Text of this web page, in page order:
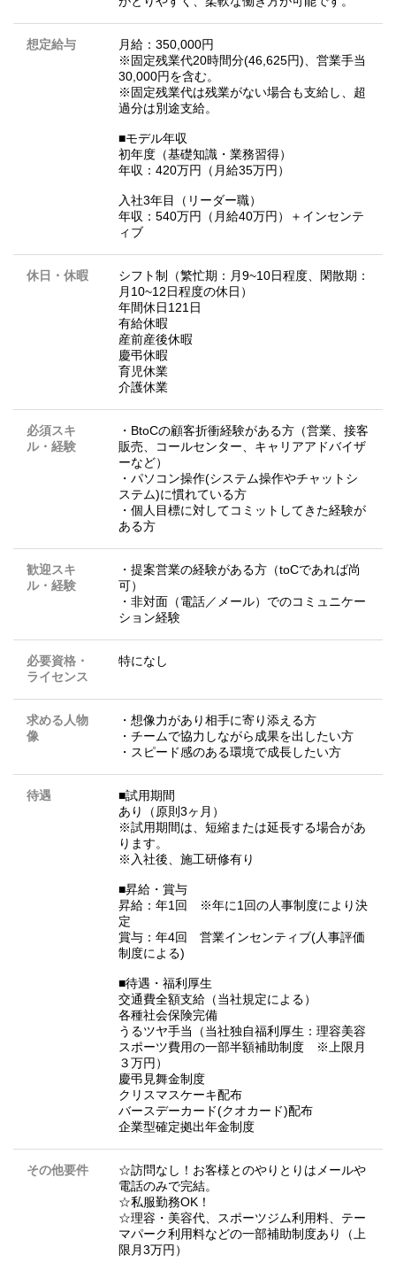
想定給与
月給：350,000円
※固定残業代20時間分(46,625円)、営業手当
30,000円を含む。
※固定残業代は残業がない場合も支給し、超
過分は別途支給。
■モデル年収
初年度（基礎知識・業務習得）
年収：420万円（月給35万円）
入社3年目（リーダー職）
年収：540万円（月給40万円）＋インセンテ
ィブ
休日・休暇
シフト制（繁忙期：月9~10日程度、閑散期：
月10~12日程度の休日）
年間休日121日
有給休暇
産前産後休暇
慶弔休暇
育児休業
介護休業
必須スキ
ル・経験
・BtoCの顧客折衝経験がある方（営業、接客
販売、コールセンター、キャリアアドバイザ
ーなど）
・パソコン操作(システム操作やチャットシ
ステム)に慣れている方
・個人目標に対してコミットしてきた経験が
ある方
歓迎スキ
ル・経験
・提案営業の経験がある方（toCであれば尚
可）
・非対面（電話／メール）でのコミュニケー
ション経験
必要資格・
ライセンス
特になし
求める人物
像
・想像力があり相手に寄り添える方
・チームで協力しながら成果を出したい方
・スピード感のある環境で成長したい方
待遇
■試用期間
あり（原則3ヶ月）
※試用期間は、短縮または延長する場合があ
ります。
※入社後、施工研修有り
■昇給・賞与
昇給：年1回 ※年に1回の人事制度により決
定
賞与：年4回 営業インセンティブ(人事評価
制度による)
■待遇・福利厚生
交通費全額支給（当社規定による）
各種社会保険完備
うるツヤ手当（当社独自福利厚生：理容美容
スポーツ費用の一部半額補助制度 ※上限月
３万円）
慶弔見舞金制度
クリスマスケーキ配布
バースデーカード(クオカード)配布
企業型確定拠出年金制度
その他要件
☆訪問なし！お客様とのやりとりはメールや
電話のみで完結。
☆私服勤務OK！
☆理容・美容代、スポーツジム利用料、テー
マパーク利用料などの一部補助制度あり（上
限月3万円）